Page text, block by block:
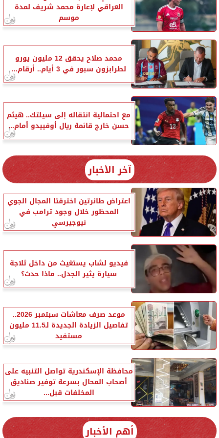
العراقي لإعارة محمد شريف لمدة
موسم
محمد صلاح يحقق 12 مليون يورو
لطرابزون سبور في 3 أيام.. أرقام...
مع احتمالية انتقاله إلى سيلتك.. هيثم
حسن خارج قائمة ريال أوفييدو أمام...
آخر الأخبار
اعتراض طائرتين اخترقتا المجال الجوي
المحظور خلال وجود ترامب في
نيوجيرسي
فيديو لشاب يستغيث من داخل ثلاجة
سيارة يثير الجدل.. ماذا حدث؟
موعد صرف معاشات سبتمبر 2026..
تفاصيل الزيادة الجديدة لـ11.5 مليون
مستفيد
محافظة الإسكندرية تواصل التنبيه على
أصحاب المحال بسرعة توفير صناديق
المخلفات قبل...
أهم الأخبار